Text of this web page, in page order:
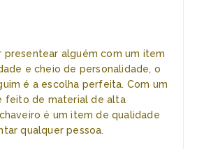
presentear alguém com um item
e cheio de personalidade, o
é a escolha perfeita. Com um
feito de material de alta
é um item de qualidade
qualquer pessoa.